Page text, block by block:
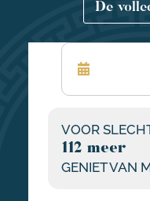
De
VOOR
112 meer
GENIET VAN